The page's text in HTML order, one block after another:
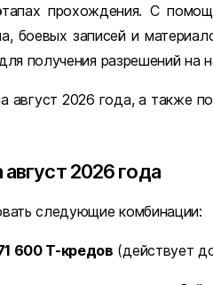
прохождения. С
боевых записей и
получения разрешений на
2026 года, а также
2026 года
следующие комбинации:
600 T-кредов (действует